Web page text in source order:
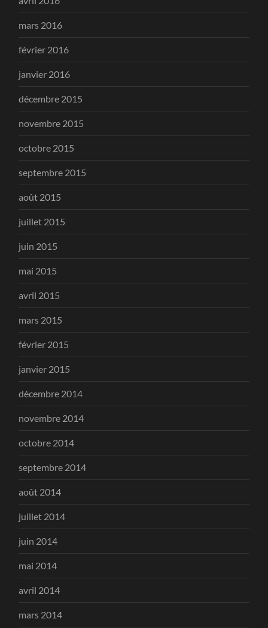
mars 2016
février 2016
janvier 2016
décembre 2015
novembre 2015
octobre 2015
septembre 2015
août 2015
juillet 2015
juin 2015
mai 2015
avril 2015
mars 2015
février 2015
janvier 2015
décembre 2014
novembre 2014
octobre 2014
septembre 2014
août 2014
juillet 2014
juin 2014
mai 2014
avril 2014
mars 2014